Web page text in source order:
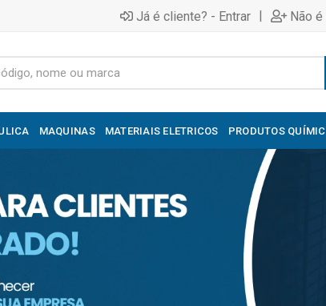
Já é cliente? - Entrar | Não
MAQUINAS MATERIAIS ELETRICOS PRODUTOS